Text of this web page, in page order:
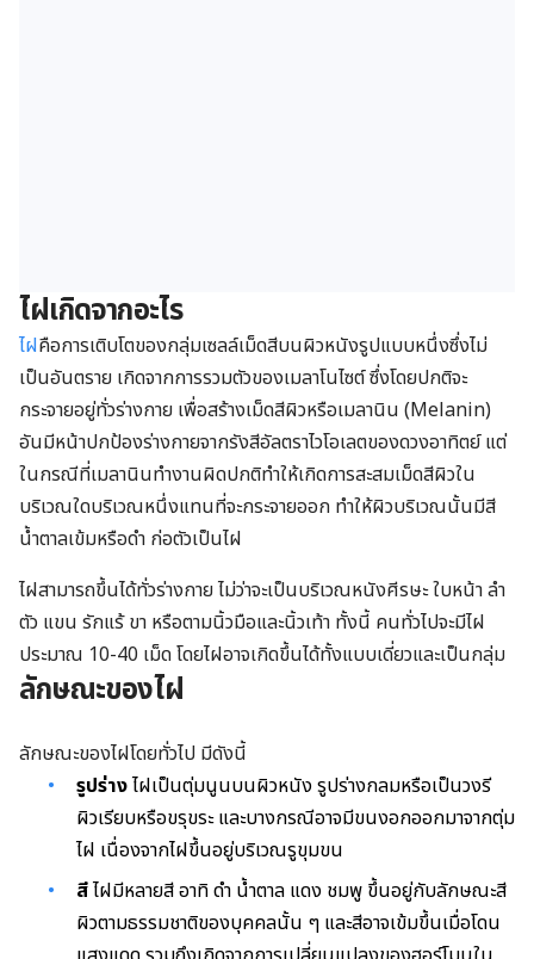
ไฝเกิดจากอะไร
ไฝคือการเติบโตของกลุ่มเซลล์เม็ดสีบนผิวหนังรูปแบบหนึ่งซึ่งไม่
เป็นอันตราย เกิดจากการรวมตัวของเมลาโนไซต์ ซึ่งโดยปกติจะ
กระจายอยู่ทั่วร่างกาย เพื่อสร้างเม็ดสีผิวหรือเมลานิน (Melanin)
อันมีหน้าปกป้องร่างกายจากรังสีอัลตราไวโอเลตของดวงอาทิตย์ แต่
ในกรณีที่เมลานินทำงานผิดปกติทำให้เกิดการสะสมเม็ดสีผิวใน
บริเวณใดบริเวณหนึ่งแทนที่จะกระจายออก ทำให้ผิวบริเวณนั้นมีสี
น้ำตาลเข้มหรือดำ ก่อตัวเป็นไฝ
ไฝสามารถขึ้นได้ทั่วร่างกาย ไม่ว่าจะเป็นบริเวณหนังศีรษะ ใบหน้า ลำ
ตัว แขน รักแร้ ขา หรือตามนิ้วมือและนิ้วเท้า ทั้งนี้ คนทั่วไปจะมีไฝ
ประมาณ 10-40 เม็ด โดยไฝอาจเกิดขึ้นได้ทั้งแบบเดี่ยวและเป็นกลุ่ม
ลักษณะของไฝ
ลักษณะของไฝโดยทั่วไป มีดังนี้
รูปร่างไฝเป็นตุ่มนูนบนผิวหนัง รูปร่างกลมหรือเป็นวงรี
ผิวเรียบหรือขรุขระ และบางกรณีอาจมีขนงอกออกมาจากตุ่ม
ไฝ เนื่องจากไฝขึ้นอยู่บริเวณรูขุมขน
สีไฝมีหลายสี อาทิ ดำ น้ำตาล แดง ชมพู ขึ้นอยู่กับลักษณะสี
ผิวตามธรรมชาติของบุคคลนั้น ๆ และสีอาจเข้มขึ้นเมื่อโดน